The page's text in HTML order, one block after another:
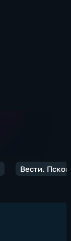
Вести. Псков